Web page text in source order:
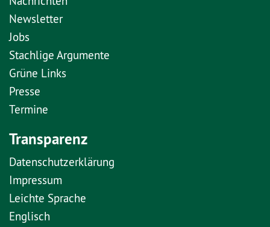
Newsletter
Jobs
Stachlige Argumente
Grüne Links
Presse
Termine
Transparenz
Datenschutzerklärung
Impressum
Leichte Sprache
Englisch